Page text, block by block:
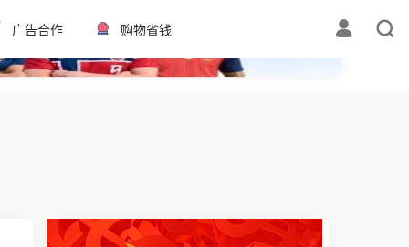
✕
广告合作 购物省钱